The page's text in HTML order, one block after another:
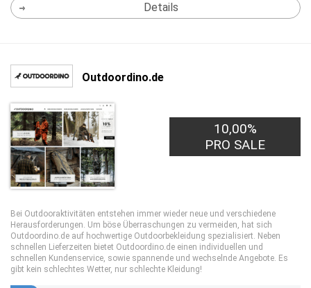
Details
Outdoordino.de
10,00%
PRO SALE
Bei Outdooraktivitäten entstehen immer wieder neue und verschiedene
Herausforderungen. Um böse Überraschungen zu vermeiden, hat sich
Outdoordino.de auf hochwertige Outdoorbekleidung spezialisiert. Neben
schnellen Lieferzeiten bietet Outdoordino.de einen individuellen und
schnellen Kundenservice, sowie spannende und wechselnde Angebote. Es
gibt kein schlechtes Wetter, nur schlechte Kleidung!